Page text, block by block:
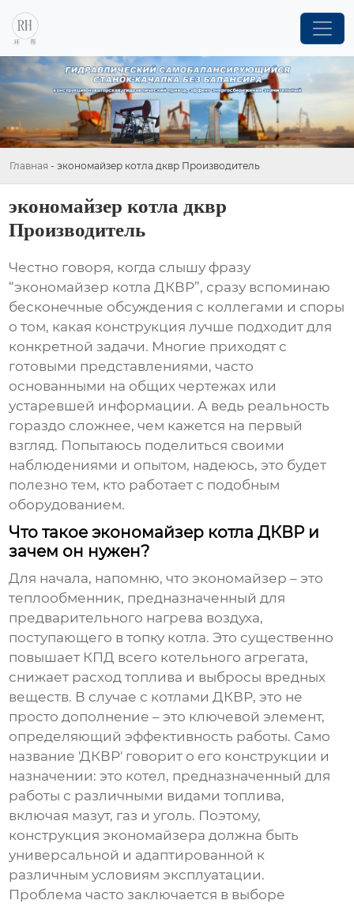
Главная - экономайзер котла дквр Производитель
экономайзер котла дквр
Производитель
Честно говоря, когда слышу фразу
“экономайзер котла ДКВР”, сразу вспоминаю
бесконечные обсуждения с коллегами и споры
о том, какая конструкция лучше подходит для
конкретной задачи. Многие приходят с
готовыми представлениями, часто
основанными на общих чертежах или
устаревшей информации. А ведь реальность
гораздо сложнее, чем кажется на первый
взгляд. Попытаюсь поделиться своими
наблюдениями и опытом, надеюсь, это будет
полезно тем, кто работает с подобным
оборудованием.
Что такое экономайзер котла ДКВР и
зачем он нужен?
Для начала, напомню, чтоэкономайзер – это
теплообменник, предназначенный для
предварительного нагрева воздуха,
поступающего в топку котла. Это существенно
повышает КПД всего котельного агрегата,
снижает расход топлива и выбросы вредных
веществ. В случае с котлами ДКВР, это не
просто дополнение – это ключевой элемент,
определяющий эффективность работы. Само
название 'ДКВР' говорит о его конструкции и
назначении: это котел, предназначенный для
работы с различными видами топлива,
включая мазут, газ и уголь. Поэтому,
конструкцияэкономайзера должна быть
универсальной и адаптированной к
различным условиям эксплуатации.
Проблема часто заключается в выборе